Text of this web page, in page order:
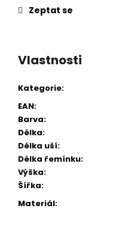
Zeptat se
Vlastnosti
Kategorie:
EAN:
Barva:
Délka:
Délka uší:
Délka řemínku:
Výška:
Šířka:
Materiál: